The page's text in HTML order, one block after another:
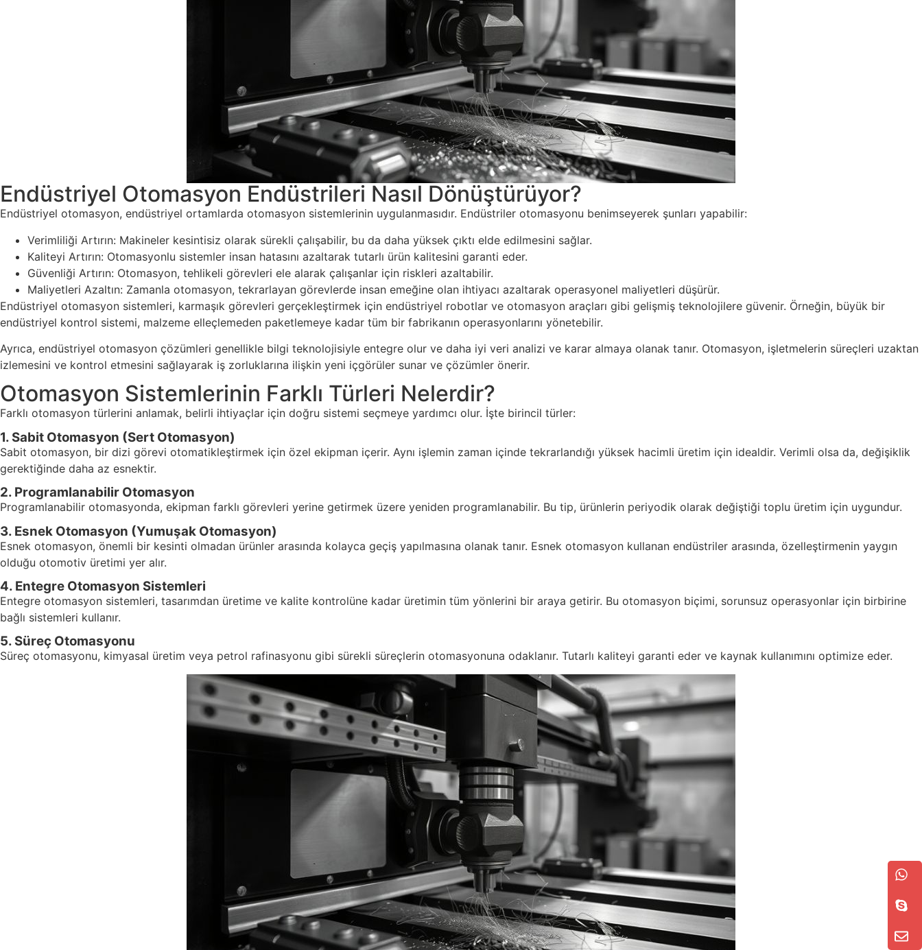
Endüstriyel Otomasyon Endüstrileri Nasıl Dönüştürüyor?
Endüstriyel otomasyon, endüstriyel ortamlarda otomasyon sistemlerinin uygulanmasıdır. Endüstriler otomasyonu benimseyerek şunları yapabilir:
Verimliliği Artırın: Makineler kesintisiz olarak sürekli çalışabilir, bu da daha yüksek çıktı elde edilmesini sağlar.
Kaliteyi Artırın: Otomasyonlu sistemler insan hatasını azaltarak tutarlı ürün kalitesini garanti eder.
Güvenliği Artırın: Otomasyon, tehlikeli görevleri ele alarak çalışanlar için riskleri azaltabilir.
Maliyetleri Azaltın: Zamanla otomasyon, tekrarlayan görevlerde insan emeğine olan ihtiyacı azaltarak operasyonel maliyetleri düşürür.
Endüstriyel otomasyon sistemleri, karmaşık görevleri gerçekleştirmek için endüstriyel robotlar ve otomasyon araçları gibi gelişmiş teknolojilere güvenir. Örneğin, büyük bir
endüstriyel kontrol sistemi, malzeme elleçlemeden paketlemeye kadar tüm bir fabrikanın operasyonlarını yönetebilir.
Ayrıca, endüstriyel otomasyon çözümleri genellikle bilgi teknolojisiyle entegre olur ve daha iyi veri analizi ve karar almaya olanak tanır. Otomasyon, işletmelerin süreçleri uzaktan
izlemesini ve kontrol etmesini sağlayarak iş zorluklarına ilişkin yeni içgörüler sunar ve çözümler önerir.
Otomasyon Sistemlerinin Farklı Türleri Nelerdir?
Farklı otomasyon türlerini anlamak, belirli ihtiyaçlar için doğru sistemi seçmeye yardımcı olur. İşte birincil türler:
1. Sabit Otomasyon (Sert Otomasyon)
Sabit otomasyon, bir dizi görevi otomatikleştirmek için özel ekipman içerir. Aynı işlemin zaman içinde tekrarlandığı yüksek hacimli üretim için idealdir. Verimli olsa da, değişiklik
gerektiğinde daha az esnektir.
2. Programlanabilir Otomasyon
Programlanabilir otomasyonda, ekipman farklı görevleri yerine getirmek üzere yeniden programlanabilir. Bu tip, ürünlerin periyodik olarak değiştiği toplu üretim için uygundur.
3. Esnek Otomasyon (Yumuşak Otomasyon)
Esnek otomasyon, önemli bir kesinti olmadan ürünler arasında kolayca geçiş yapılmasına olanak tanır. Esnek otomasyon kullanan endüstriler arasında, özelleştirmenin yaygın
olduğu otomotiv üretimi yer alır.
4. Entegre Otomasyon Sistemleri
Entegre otomasyon sistemleri, tasarımdan üretime ve kalite kontrolüne kadar üretimin tüm yönlerini bir araya getirir. Bu otomasyon biçimi, sorunsuz operasyonlar için birbirine
bağlı sistemleri kullanır.
5. Süreç Otomasyonu
Süreç otomasyonu, kimyasal üretim veya petrol rafinasyonu gibi sürekli süreçlerin otomasyonuna odaklanır. Tutarlı kaliteyi garanti eder ve kaynak kullanımını optimize eder.